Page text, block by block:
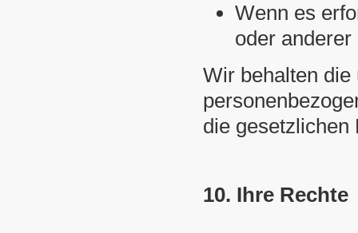
Wenn es
oder
Wir behalten die
die gesetzlichen
10. Ihre Rechte